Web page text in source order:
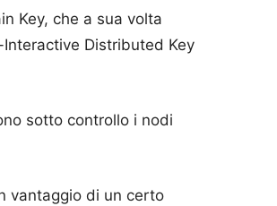
Key, che a sua volta
Distributed Key
sotto controllo i nodi
vantaggio di un certo